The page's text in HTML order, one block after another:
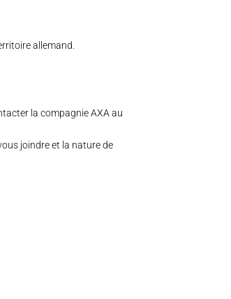
allemand.
la compagnie AXA au
joindre et la nature de